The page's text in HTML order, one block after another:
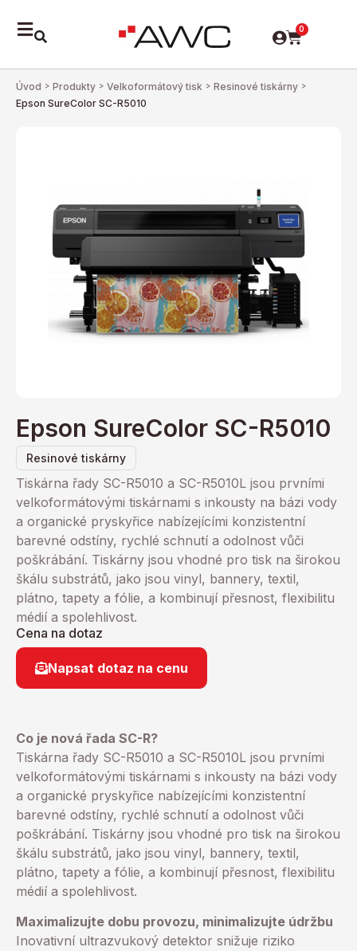
0
Úvod > Produkty > Velkoformátový tisk > Resinové tiskárny >
Epson SureColor SC-R5010
Resinové tiskárny
Epson SureColor SC-R5010
Tiskárna řady SC-R5010 a SC-R5010L jsou prvními
velkoformátovými tiskárnami s inkousty na bázi vody
a organické pryskyřice nabízejícími konzistentní
barevné odstíny, rychlé schnutí a odolnost vůči
poškrábání. Tiskárny jsou vhodné pro tisk na širokou
škálu substrátů, jako jsou vinyl, bannery, textil,
plátno, tapety a fólie, a kombinují přesnost, flexibilitu
médií a spolehlivost.
Cena na dotaz
Napsat dotaz na cenu
Co je nová řada SC-R?
Tiskárna řady SC-R5010 a SC-R5010L jsou prvními
velkoformátovými tiskárnami s inkousty na bázi vody
a organické pryskyřice nabízejícími konzistentní
barevné odstíny, rychlé schnutí a odolnost vůči
poškrábání. Tiskárny jsou vhodné pro tisk na širokou
škálu substrátů, jako jsou vinyl, bannery, textil,
plátno, tapety a fólie, a kombinují přesnost, flexibilitu
médií a spolehlivost.
Maximalizujte dobu provozu, minimalizujte údržbu
Inovativní ultrazvukový detektor snižuje riziko